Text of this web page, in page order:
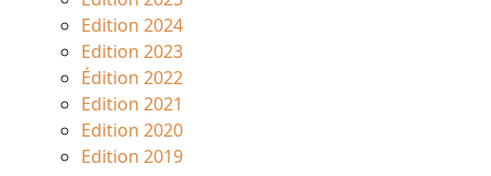
Edition 2024
Edition 2023
Édition 2022
Edition 2021
Edition 2020
Edition 2019